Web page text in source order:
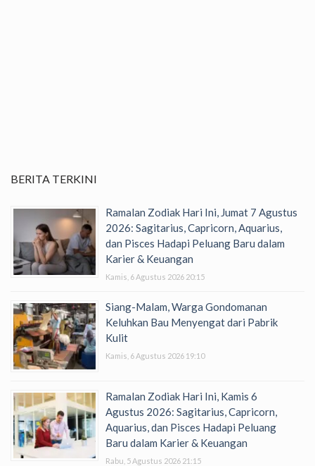
BERITA TERKINI
Ramalan Zodiak Hari Ini, Jumat 7 Agustus
2026: Sagitarius, Capricorn, Aquarius,
dan Pisces Hadapi Peluang Baru dalam
Karier & Keuangan
Kamis, 6 Agustus 2026 20:15
Siang-Malam, Warga Gondomanan
Keluhkan Bau Menyengat dari Pabrik
Kulit
Kamis, 6 Agustus 2026 19:10
Ramalan Zodiak Hari Ini, Kamis 6
Agustus 2026: Sagitarius, Capricorn,
Aquarius, dan Pisces Hadapi Peluang
Baru dalam Karier & Keuangan
Rabu, 5 Agustus 2026 21:15